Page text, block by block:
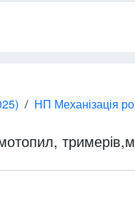
НП Механізація